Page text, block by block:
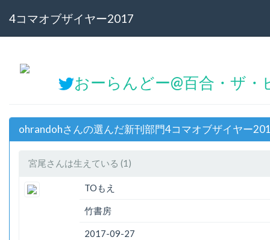
4コマオブザイヤー2017
おーらんどー@百合・ザ・
ohrandohさんの選んだ新刊部門4コマオブザイヤー
宮尾さんは生えている (1)
TOもえ
竹書房
2017-09-27